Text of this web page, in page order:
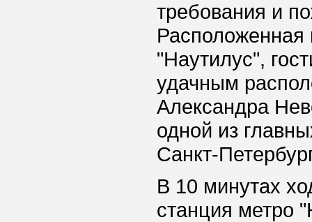
требования и
Расположенная
"Наутилус",
удачным
Александра
одной из
Санкт-
В 10 минутах
станция метро